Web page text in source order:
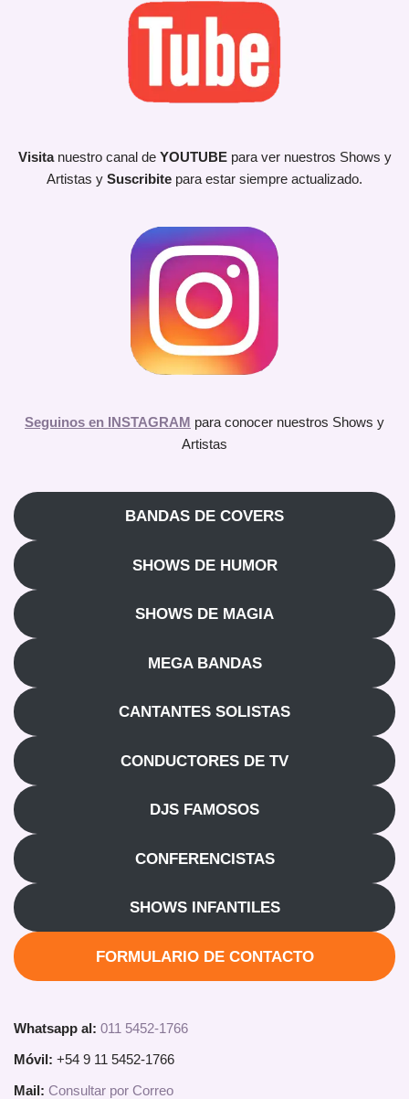
Visita nuestro canal de YOUTUBEpara ver nuestros Shows y
Artistas y Suscribite para estar siempre actualizado.
Seguinos en INSTAGRAM para conocer nuestros Shows y
Artistas
BANDAS DE COVERS
SHOWS DE HUMOR
SHOWS DE MAGIA
MEGA BANDAS
CANTANTES SOLISTAS
CONDUCTORES DE TV
DJS FAMOSOS
CONFERENCISTAS
SHOWS INFANTILES
FORMULARIO DE CONTACTO
Whatsapp al: 011 5452-1766
Móvil: +54 9 11 5452-1766
Mail: Consultar por Correo